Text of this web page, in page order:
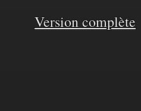
Version complète